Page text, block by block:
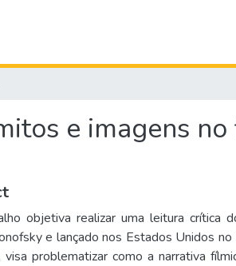
e imagens
objetiva realizar uma leitura crítica
e lançado nos Estados Unidos
visa problematizar como a narrativa